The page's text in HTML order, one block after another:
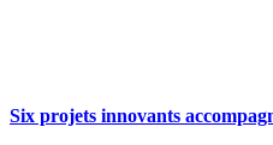
Six projets innovants